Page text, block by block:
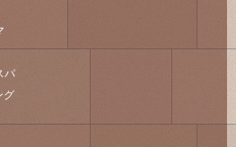
パ
グ